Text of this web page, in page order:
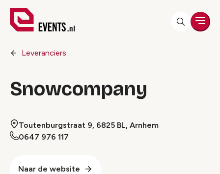
Leveranciers
Snowcompany
Toutenburgstraat 9, 6825 BL, Arnhem
0647 976 117
Naar de website